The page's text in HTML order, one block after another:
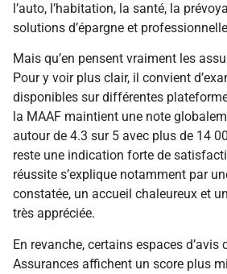
l’auto, l’habitation, la santé, la
solutions d’épargne et
Mais qu’en pensent vraiment les
Pour y voir plus clair, il convient
disponibles sur différentes
la MAAF maintient une note
autour de 4.3 sur 5 avec plus de 14
reste une indication forte de
réussite s’explique notamment par
constatée, un accueil chaleureux et
très appréciée.
En revanche, certains espaces d’avis
Assurances affichent un score plus